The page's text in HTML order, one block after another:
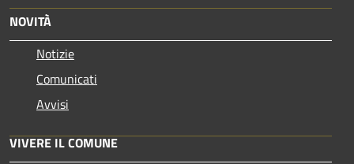
NOVITÀ
Notizie
Comunicati
Avvisi
VIVERE IL COMUNE